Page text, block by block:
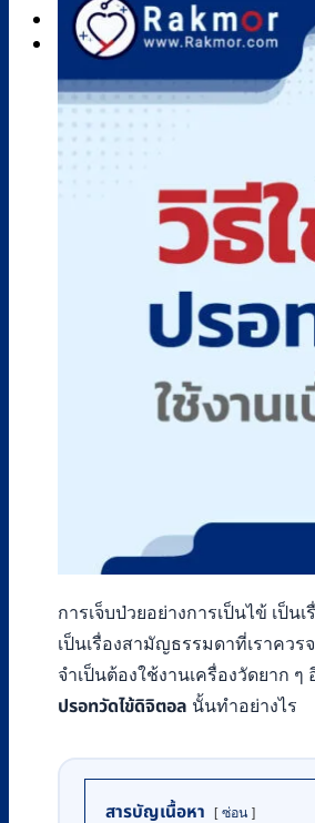
การเจ็บป่วยอย่างการเป็นไข้ เป็
เป็นเรื่องสามัญธรรมดาที่เราคว
จำเป็นต้องใช้งานเครื่องวัดยาก
ปรอทวัดไข้ดิจิตอล นั้นทำอย่างไร
สารบัญเนื้อหา ซ่อน